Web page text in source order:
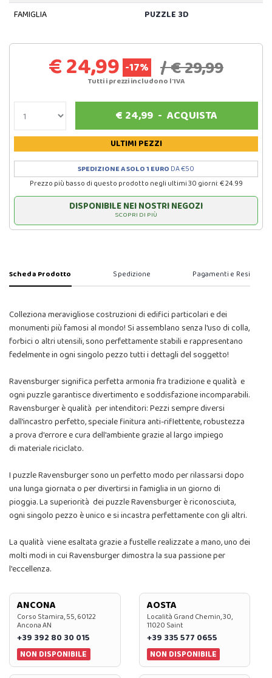
FAMIGLIA
PUZZLE 3D
€ 24,99 -17% / € 29,99
Tutti i prezzi includono l'IVA
€ 24,99 -ACQUISTA
ULTIMI PEZZI
SPEDIZIONE A SOLO 1 EURO DA €50
Prezzo più basso di questo prodotto negli ultimi 30 giorni: € 24.99
DISPONIBILE NEI NOSTRI NEGOZI
SCOPRI DI PIÙ
Scheda Prodotto Spedizione Pagamenti e Resi
Colleziona meravigliose costruzioni di edifici particolari e dei
monumenti più famosi al mondo! Si assemblano senza l'uso di colla,
forbici o altri utensili, sono perfettamente stabili e rappresentano
fedelmente in ogni singolo pezzo tutti i dettagli del soggetto!
Ravensburger significa perfetta armonia fra tradizione e qualità e
ogni puzzle garantisce divertimento e soddisfazione incomparabili.
Ravensburger è qualità per intenditori: Pezzi sempre diversi
dall'incastro perfetto, speciale finitura anti-riflettente, robustezza
a prova d'errore e cura dell'ambiente grazie al largo impiego
di materiale riciclato.
I puzzle Ravensburger sono un perfetto modo per rilassarsi dopo
una lunga giornata o per divertirsi in famiglia in un giorno di
pioggia. La superiorità dei puzzle Ravensburger è riconosciuta,
ogni singolo pezzo è unico e si incastra perfettamente con gli altri.
La qualità viene esaltata grazie a fustelle realizzate a mano, uno dei
molti modi in cui Ravensburger dimostra la sua passione per
l'eccellenza.
ANCONA
Corso Stamira, 55, 60122
Ancona AN
+39 392 80 30 015
NON DISPONIBILE
AOSTA
Località Grand Chemin, 30,
11020 Saint
+39 335 577 0655
NON DISPONIBILE